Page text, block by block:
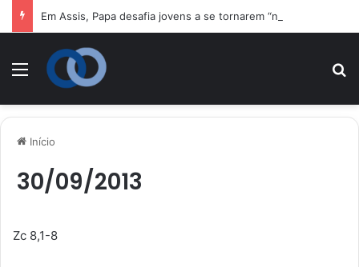
Menu
Início
30/09/2013
Zc 8,1-8